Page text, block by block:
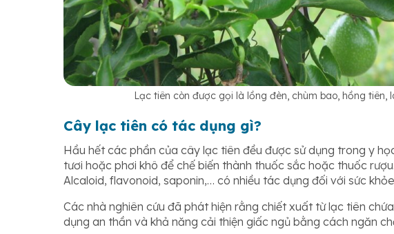
Lạc tiên còn được gọi là lồng đèn, chùm bao, hồng
Cây lạc tiên có tác dụng gì?
Hầu hết các phần của cây lạc tiên đều được sử dụng trong y
tươi hoặc phơi khô để chế biến thành thuốc sắc hoặc thuốc
Alcaloid, flavonoid, saponin,… có nhiều tác dụng đối với sức
Các nhà nghiên cứu đã phát hiện rằng chiết xuất từ lạc tiên
dụng an thần và khả năng cải thiện giấc ngủ bằng cách ngăn